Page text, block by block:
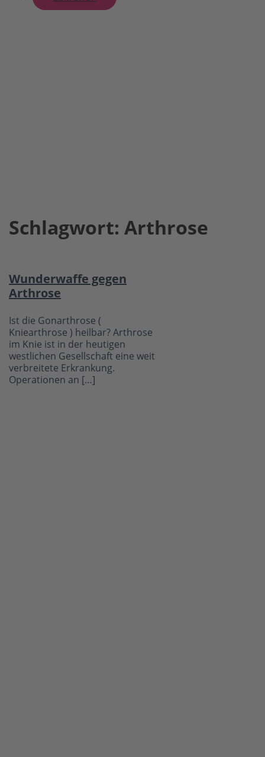
Schlagwort: Arthrose
Wunderwaffe gegen
Arthrose
Ist die Gonarthrose (
Kniearthrose ) heilbar? Arthrose
im Knie ist in der heutigen
westlichen Gesellschaft eine weit
verbreitete Erkrankung.
Operationen an […]